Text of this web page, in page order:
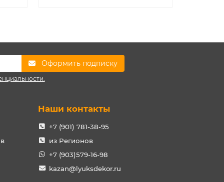
Оформить подписку
Наши контакты
+7 (901) 781-38-95
из Регионов
+7 (903)579-16-98
kazan@lyuksdekor.ru